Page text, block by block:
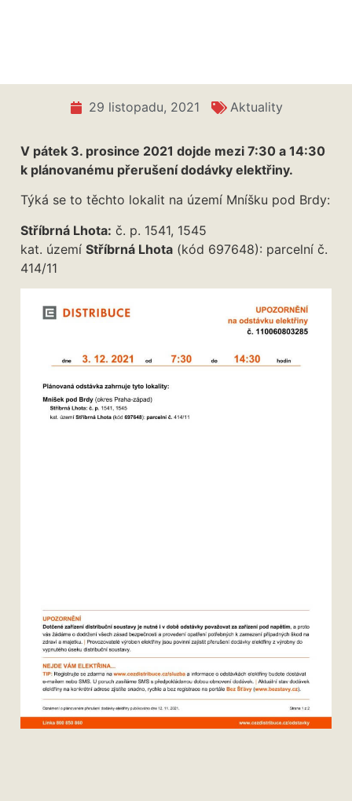
29 listopadu, 2021 Aktuality
V pátek 3. prosince 2021 dojde mezi 7:30 a 14:30
k plánovanému přerušení dodávky elektřiny.
Týká se to těchto lokalit na území Mníšku pod Brdy:
Stříbrná Lhota: č. p. 1541, 1545
kat. území Stříbrná Lhota (kód 697648): parcelní č.
414/11